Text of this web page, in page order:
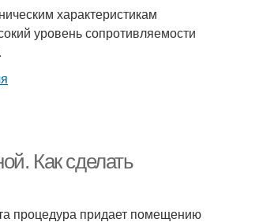
характеристикам
уровень сопротивляемости
Как сделать
процедура придает помещению